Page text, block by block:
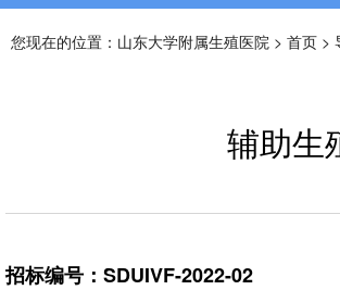
您现在的位置： 山东大学附属生殖医院 > 首页 >
辅助生
招标编号：SDUIVF-2022-02